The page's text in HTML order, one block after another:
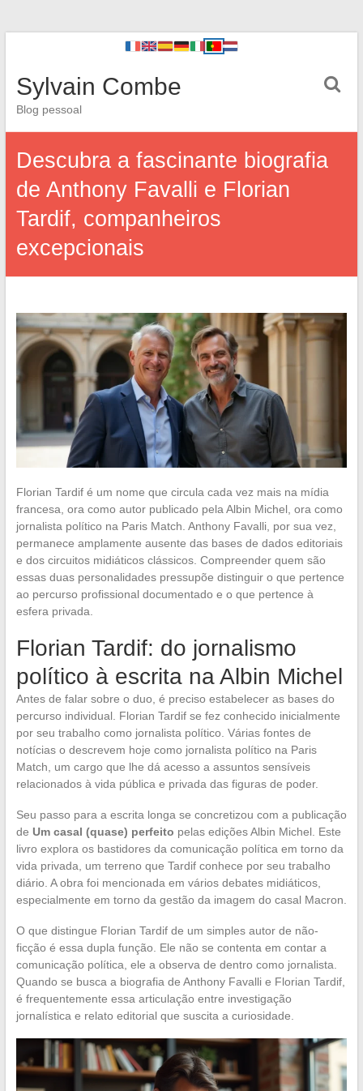
Sylvain Combe
Blog pessoal
Descubra a fascinante biografia
de Anthony Favalli e Florian
Tardif, companheiros
excepcionais
Florian Tardif é um nome que circula cada vez mais na mídia
francesa, ora como autor publicado pela Albin Michel, ora como
jornalista político na Paris Match. Anthony Favalli, por sua vez,
permanece amplamente ausente das bases de dados editoriais
e dos circuitos midiáticos clássicos. Compreender quem são
essas duas personalidades pressupõe distinguir o que pertence
ao percurso profissional documentado e o que pertence à
esfera privada.
Florian Tardif: do jornalismo
político à escrita na Albin Michel
Antes de falar sobre o duo, é preciso estabelecer as bases do
percurso individual. Florian Tardif se fez conhecido inicialmente
por seu trabalho como jornalista político. Várias fontes de
notícias o descrevem hoje como jornalista político na Paris
Match, um cargo que lhe dá acesso a assuntos sensíveis
relacionados à vida pública e privada das figuras de poder.
Seu passo para a escrita longa se concretizou com a publicação
de Um casal (quase) perfeito pelas edições Albin Michel. Este
livro explora os bastidores da comunicação política em torno da
vida privada, um terreno que Tardif conhece por seu trabalho
diário. A obra foi mencionada em vários debates midiáticos,
especialmente em torno da gestão da imagem do casal Macron.
O que distingue Florian Tardif de um simples autor de não-
ficção é essa dupla função. Ele não se contenta em contar a
comunicação política, ele a observa de dentro como jornalista.
Quando se busca a biografia de Anthony Favalli e Florian Tardif,
é frequentemente essa articulação entre investigação
jornalística e relato editorial que suscita a curiosidade.